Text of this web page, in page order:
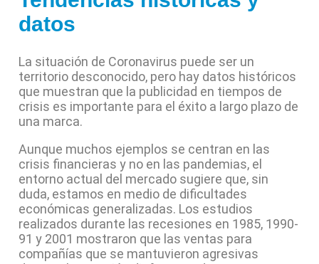
datos
La situación de Coronavirus puede ser un
territorio desconocido, pero hay datos históricos
que muestran que la publicidad en tiempos de
crisis es importante para el éxito a largo plazo de
una marca.
Aunque muchos ejemplos se centran en las
crisis financieras y no en las pandemias, el
entorno actual del mercado sugiere que, sin
duda, estamos en medio de dificultades
económicas generalizadas. Los estudios
realizados durante las recesiones en 1985, 1990-
91 y 2001 mostraron que las ventas para
compañías que se mantuvieron agresivas